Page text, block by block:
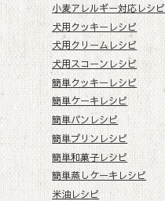
小麦アレルギー対応レシピ
犬用クッキーレシピ
犬用クリームレシピ
犬用スコーンレシピ
簡単クッキーレシピ
簡単ケーキレシピ
簡単パンレシピ
簡単プリンレシピ
簡単和菓子レシピ
簡単蒸しケーキレシピ
米油レシピ